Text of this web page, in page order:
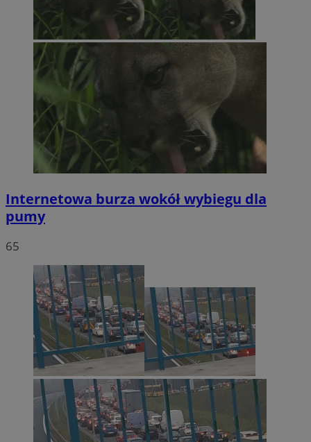
Internetowa burza wokół wybiegu dla
pumy
65